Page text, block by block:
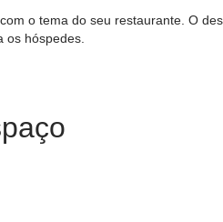
com o tema do seu restaurante. O
os hóspedes.